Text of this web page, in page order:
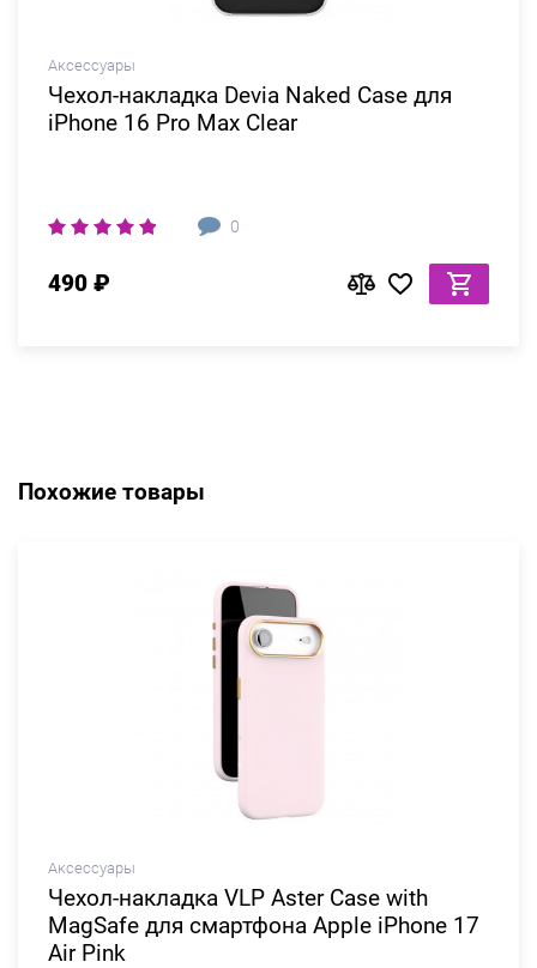
Аксессуары
Чехол-накладка Devia Naked Case для
iPhone 16 Pro Max Clear
0
490 ₽
Похожие товары
Аксессуары
Чехол-накладка VLP Aster Case with
MagSafe для смартфона Apple iPhone 17
Air Pink